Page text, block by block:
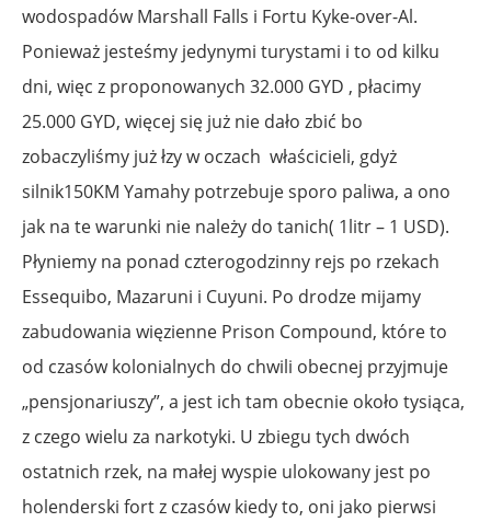
wodospadów Marshall Falls i Fortu Kyke-over-Al.
Ponieważ jesteśmy jedynymi turystami i to od kilku
dni, więc z proponowanych 32.000 GYD , płacimy
25.000 GYD, więcej się już nie dało zbić bo
zobaczyliśmy już łzy w oczach właścicieli, gdyż
silnik150KM Yamahy potrzebuje sporo paliwa, a ono
jak na te warunki nie należy do tanich( 1litr – 1 USD).
Płyniemy na ponad czterogodzinny rejs po rzekach
Essequibo, Mazaruni i Cuyuni. Po drodze mijamy
zabudowania więzienne Prison Compound, które to
od czasów kolonialnych do chwili obecnej przyjmuje
„pensjonariuszy”, a jest ich tam obecnie około tysiąca,
z czego wielu za narkotyki. U zbiegu tych dwóch
ostatnich rzek, na małej wyspie ulokowany jest po
holenderski fort z czasów kiedy to, oni jako pierwsi